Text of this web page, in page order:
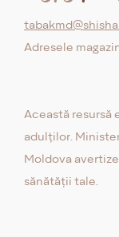
Adresele
Această resursă
adulților.
Moldova
sănătății tale.